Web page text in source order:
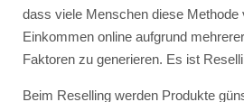
dass viele Menschen diese Methode
Einkommen online aufgrund
Faktoren zu generieren. Es ist
Beim Reselling werden Produkte